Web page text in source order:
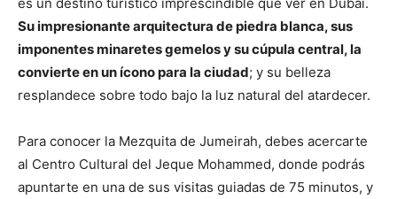
Su impresionante arquitectura de piedra blanca, sus
imponentes minaretes gemelos y su cúpula central, la
convierte en un ícono para la ciudad; y su belleza
resplandece sobre todo bajo la luz natural del atardecer.
Para conocer la Mezquita de Jumeirah, debes acercarte
al Centro Cultural del Jeque Mohammed, donde podrás
apuntarte en una de sus visitas guiadas de 75 minutos, y